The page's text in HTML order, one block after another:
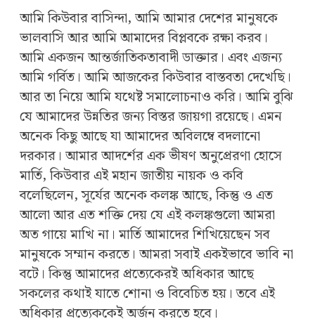
আমি কিউবার বাসিন্দা, আমি আমার দেশের মানুষকে
ভালবাসি আর আমি আমাদের বিপ্লবকে রক্ষা করব।
আমি একজন আন্তর্জাতিকতাবাদী ডাক্তার। এবং এজন্য
আমি গর্বিত। আমি আজকের কিউবার বাস্তবতা দেখেছি।
আর তা নিয়ে আমি যথেষ্ট সমালোচনাও করি। আমি বুঝি
যে আমাদের উন্নতির জন্য বিস্তর জায়গা রয়েছে। এমন
অনেক কিছু আছে যা আমাদের অবিলম্বে বদলানো
দরকার। আমার আদর্শের এক ভীষণ অনুপ্রেরণা হোসে
মার্তি, কিউবার এই মহান জাতীয় নায়ক ও কবি
বলেছিলেন, সূর্যের অনেক কলঙ্ক আছে, কিন্তু ও এত
আলো আর এত শক্তি দেয় যে এই কলঙ্কগুলো আমরা
অত গায়ে মাখি না। মার্তি আমাদের শিখিয়েছেন সব
মানুষকে সম্মান করতে। আমরা সবাই একইভাবে ভাবি না
বটে। কিন্তু আমাদের প্রত্যেকেরই অধিকার আছে
সকলের কথাই যাতে শোনা ও বিবেচিত হয়। তবে এই
অধিকার প্রত্যেককেই অর্জন করতে হবে।